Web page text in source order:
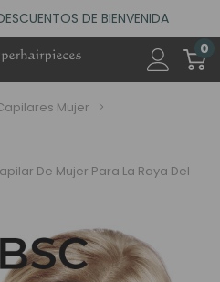
DE BIENVENIDA
SALÓN EN MADRID
DE BIENVENIDA
0
Mujer
De Mujer Para La Raya Del